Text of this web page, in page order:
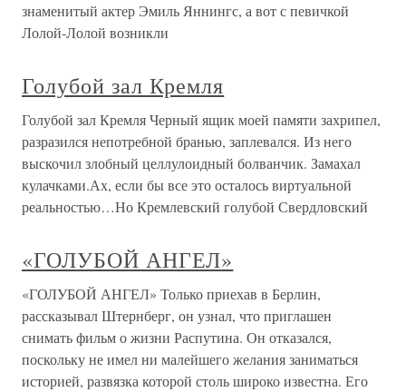
знаменитый актер Эмиль Яннингс, а вот с певичкой
Лолой-Лолой возникли
Голубой зал Кремля
Голубой зал Кремля Черный ящик моей памяти захрипел,
разразился непотребной бранью, заплевался. Из него
выскочил злобный целлулоидный болванчик. Замахал
кулачками.Ах, если бы все это осталось виртуальной
реальностью…Но Кремлевский голубой Свердловский
«ГОЛУБОЙ АНГЕЛ»
«ГОЛУБОЙ АНГЕЛ» Только приехав в Берлин,
рассказывал Штернберг, он узнал, что приглашен
снимать фильм о жизни Распутина. Он отказался,
поскольку не имел ни малейшего желания заниматься
историей, развязка которой столь широко известна. Его